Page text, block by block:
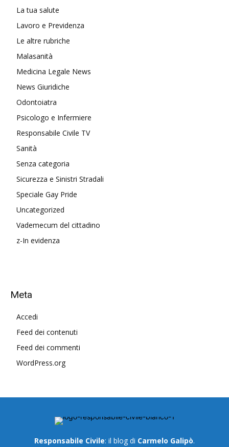
La tua salute
Lavoro e Previdenza
Le altre rubriche
Malasanità
Medicina Legale News
News Giuridiche
Odontoiatra
Psicologo e Infermiere
Responsabile Civile TV
Sanità
Senza categoria
Sicurezza e Sinistri Stradali
Speciale Gay Pride
Uncategorized
Vademecum del cittadino
z-In evidenza
Meta
Accedi
Feed dei contenuti
Feed dei commenti
WordPress.org
Responsabile Civile: il blog di Carmelo Galipò.